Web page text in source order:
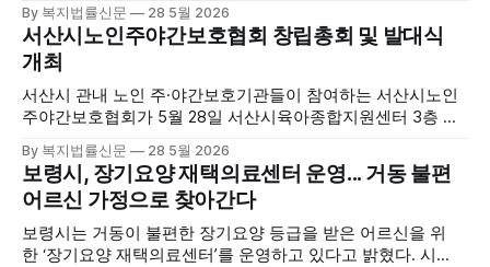
양자원을 활용한 맞춤형 프로그램과 차별화된 웰니스 콘텐츠
를 선보이며 관광객과 군민의 발길을 끌고 있다. 센터는 염지
하수, 피트 등 태안의 청정 해양자원을 활용해 몸과 마음의 회
복을 돕는 다양한 프로그램을 운영하고
By 복지법률신문 28 5월 2026
서산시노인주야간보호협회 창립총회 및 발대식
개최
서산시 관내 노인 주·야간보호기관들이 참여하는 서산시노인
주야간보호협회가 5월 28일 서산시육아종합지원센터 3층 공
행사에는 서산시 관내 주·야간보호기관 관계자와 종사자, 유관
기관 내빈 등 약 100여명이 참석했으며, 서산시청 관계자, 서
산시노인복지시설협회, 서산시재가복지협회, 서산시사회복지
사협회 등 지역 노인복지 관련 기관 관계자들이 함께해 협회
출범을 축하했다. 서산시노인주야간보호협회는 서산시 소재
By 복지법률신문 28 5월 2026
보령시, 장기요양 재택의료센터 운영... 거동 불편
어르신 가정으로 찾아간다
보령시는 거동이 불편한 장기요양 등급을 받은 어르신을 위
한 ‘장기요양 재택의료센터’를 운영하고 있다고 밝혔다. 시